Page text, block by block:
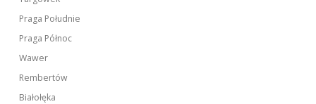
Praga Południe
Praga Północ
Wawer
Rembertów
Białołęka